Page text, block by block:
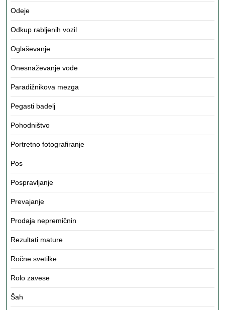
Odeje
Odkup rabljenih vozil
Oglaševanje
Onesnaževanje vode
Paradižnikova mezga
Pegasti badelj
Pohodništvo
Portretno fotografiranje
Pos
Pospravljanje
Prevajanje
Prodaja nepremičnin
Rezultati mature
Ročne svetilke
Rolo zavese
Šah